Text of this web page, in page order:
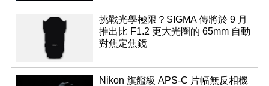
挑戰光學極限？SIGMA 傳將於 9 月
推出比 F1.2 更大光圈的 65mm 自動
對焦定焦鏡
Nikon 旗艦級 APS-C 片幅無反相機